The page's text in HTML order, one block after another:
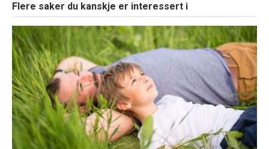
Flere saker du kanskje er interessert i